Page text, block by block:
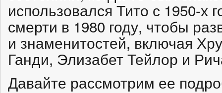
использовался Тито с 1950-х
смерти в 1980 году, чтобы
и знаменитостей, включая
Ганди, Элизабет Тейлор и
Давайте рассмотрим ее